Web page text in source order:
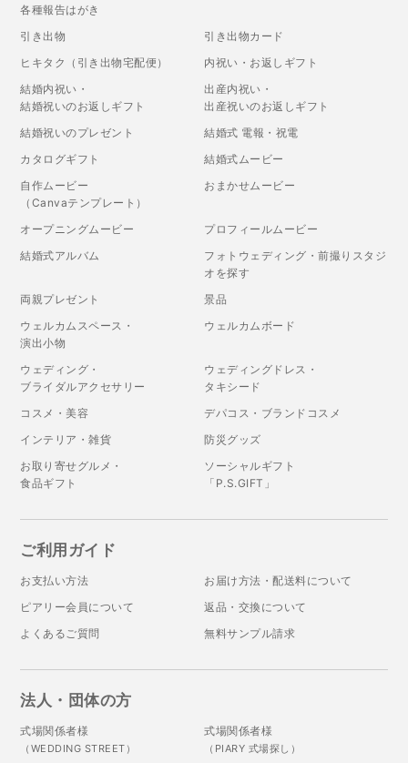
各種報告はがき
引き出物
引き出物カード
ヒキタク（引き出物宅配便）
内祝い・お返しギフト
結婚内祝い・
結婚祝いのお返しギフト
出産内祝い・
出産祝いのお返しギフト
結婚祝いのプレゼント
結婚式 電報・祝電
カタログギフト
結婚式ムービー
自作ムービー
（Canvaテンプレート）
おまかせムービー
オープニングムービー
プロフィールムービー
結婚式アルバム
フォトウェディング・前撮りスタジ
オを探す
両親プレゼント
景品
ウェルカムスペース・
演出小物
ウェルカムボード
ウェディング・
ブライダルアクセサリー
ウェディングドレス・
タキシード
コスメ・美容
デパコス・ブランドコスメ
インテリア・雑貨
防災グッズ
お取り寄せグルメ・
食品ギフト
ソーシャルギフト
「P.S.GIFT」
ご利用ガイド
お支払い方法
お届け方法・配送料について
ピアリー会員について
返品・交換について
よくあるご質問
無料サンプル請求
法人・団体の方
式場関係者様
（WEDDING STREET）
式場関係者様
（PIARY 式場探し）